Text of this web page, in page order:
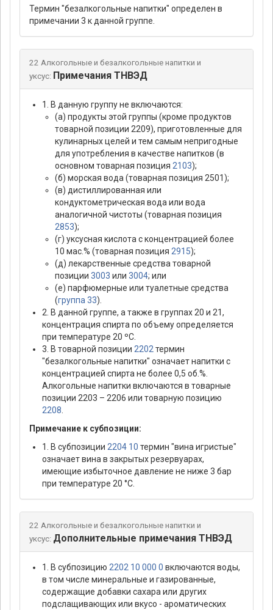
Термин "безалкогольные напитки" определен в
примечании 3 к данной группе.
22 Алкогольные и безалкогольные напитки и
уксус: Примечания ТНВЭД
1. В данную группу не включаются:
(а) продукты этой группы (кроме продуктов
товарной позиции 2209), приготовленные для
кулинарных целей и тем самым непригодные
для употребления в качестве напитков (в
основном товарная позиция 2103);
(б) морская вода (товарная позиция 2501);
(в) дистиллированная или
кондуктометрическая вода или вода
аналогичной чистоты (товарная позиция
2853);
(г) уксусная кислота с концентрацией более
10 мас.% (товарная позиция 2915);
(д) лекарственные средства товарной
позиции 3003 или 3004; или
(е) парфюмерные или туалетные средства
(группа 33).
2. В данной группе, а также в группах 20 и 21,
концентрация спирта по объему определяется
при температуре 20 ºС.
3. В товарной позиции 2202 термин
"безалкогольные напитки" означает напитки с
концентрацией спирта не более 0,5 об.%.
Алкогольные напитки включаются в товарные
позиции 2203 – 2206 или товарную позицию
2208
Примечание к субпозиции:
1. В субпозиции 2204 10 термин "вина игристые"
означает вина в закрытых резервуарах,
имеющие избыточное давление не ниже 3 бар
при температуре 20 °C.
22 Алкогольные и безалкогольные напитки и
уксус: Дополнительные примечания ТНВЭД
1. В субпозицию 2202 10 000 0 включаются воды,
в том числе минеральные и газированные,
содержащие добавки сахара или других
подслащивающих или вкусо - ароматических